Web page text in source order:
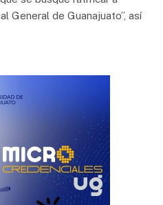
General de Guanajuato”, así